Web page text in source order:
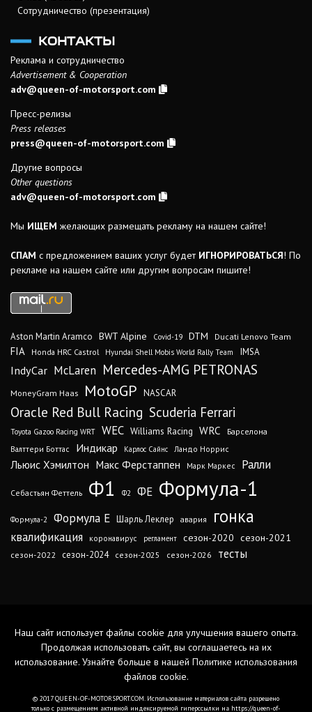
Сотрудничество (презентация)
КОНТАКТЫ
Реклама и сотрудничество
Advertisement & Cooperation
adv@queen-of-motorsport.com
Пресс-релизы
Press releases
press@queen-of-motorsport.com
Другие вопросы
Other questions
adv@queen-of-motorsport.com
Мы ИЩЕМ желающих размещать рекламу на нашем сайте!
СПАМ с предложением ваших услуг будет ИГНОРИРОВАТЬСЯ! По
рекламе на нашем сайте или другим вопросам пишите!
Aston Martin Aramco BWT Alpine Covid-19 DTM Ducati Lenovo Team
FIA Honda HRC Castrol Hyundai Shell Mobis World Rally Team IMSA
IndyCar McLaren Mercedes-AMG PETRONAS
MoneyGram Haas MotoGP NASCAR
Oracle Red Bull Racing Scuderia Ferrari
Toyota Gazoo Racing WRT WEC Williams Racing WRC
Барселона
Валттери Боттас
Индикар Карлос Сайнс Ландо Норрис
Льюис Хэмилтон Макс Ферстаппен Марк Маркес Ралли
Себастьян Феттель Ф1 Ф2 ФЕ Формула-1
Формула-2 Формула Е Шарль Леклер авария гонка
квалификация коронавирус регламент сезон-2020 сезон-2021
сезон-2022 сезон-2024 сезон-2025 сезон-2026 тесты
Наш сайт использует файлы cookie для улучшения вашего опыта.
Продолжая использовать сайт, вы соглашаетесь на их
использование. Узнайте больше в нашей Политике использования
файлов cookie.
© 2017 QUEEN-OF-MOTORSPORT.COM. Использование материалов сайта разрешено
только с размещением активной индексируемой гиперссылки на https://queen-of-